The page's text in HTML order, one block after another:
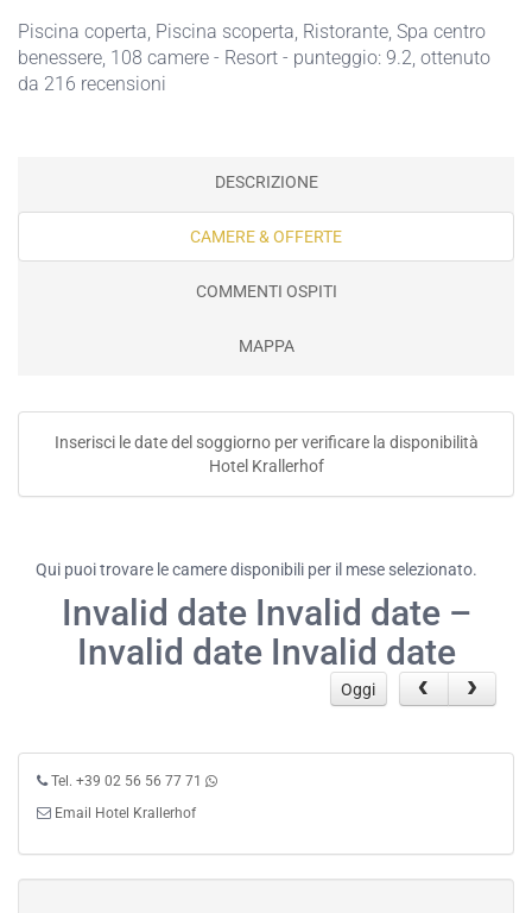
Piscina coperta, Piscina scoperta, Ristorante, Spa centro
benessere, 108 camere - Resort - punteggio: 9.2, ottenuto
da 216 recensioni
DESCRIZIONE
CAMERE & OFFERTE
COMMENTI OSPITI
MAPPA
Inserisci le date del soggiorno per verificare la disponibilità
Hotel Krallerhof
Qui puoi trovare le camere disponibili per il mese selezionato.
Invalid date Invalid date –
Invalid date Invalid date
Oggi
Tel. +39 02 56 56 77 71
Email Hotel Krallerhof